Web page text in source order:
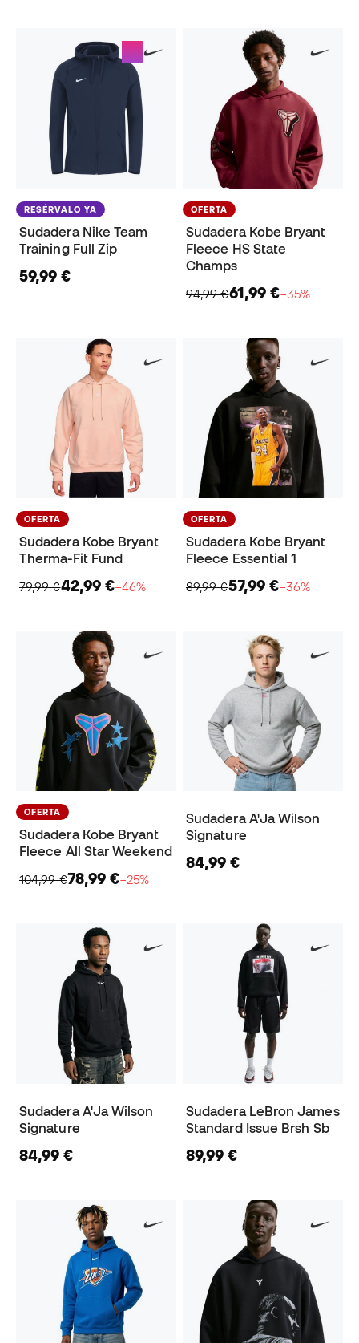
RESÉRVALO YA
Sudadera Nike Team
Training Full Zip
59,99 €
OFERTA
Sudadera Kobe Bryant
Fleece HS State
Champs
94,99 €61,99 €−35%
OFERTA
Sudadera Kobe Bryant
Therma-Fit Fund
79,99 €42,99 €−46%
OFERTA
Sudadera Kobe Bryant
Fleece Essential 1
89,99 €57,99 €−36%
OFERTA
Sudadera Kobe Bryant
Fleece All Star Weekend
104,99 €78,99 €−25%
Sudadera A'Ja Wilson
Signature
84,99 €
Sudadera A'Ja Wilson
Signature
84,99 €
Sudadera LeBron James
Standard Issue Brsh Sb
89,99 €